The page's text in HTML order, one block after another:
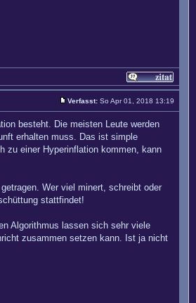
Verfasst: So Apr 01, 2018 13:19
besteht. Die meisten Leute werden
erhalten muss. Das ist simple
zu einer Hyperinflation kommen, kann
Wer viel minert, schreibt oder
stattfindet!
Algorithmus lassen sich sehr viele
zusammen setzen kann. Ist ja nicht